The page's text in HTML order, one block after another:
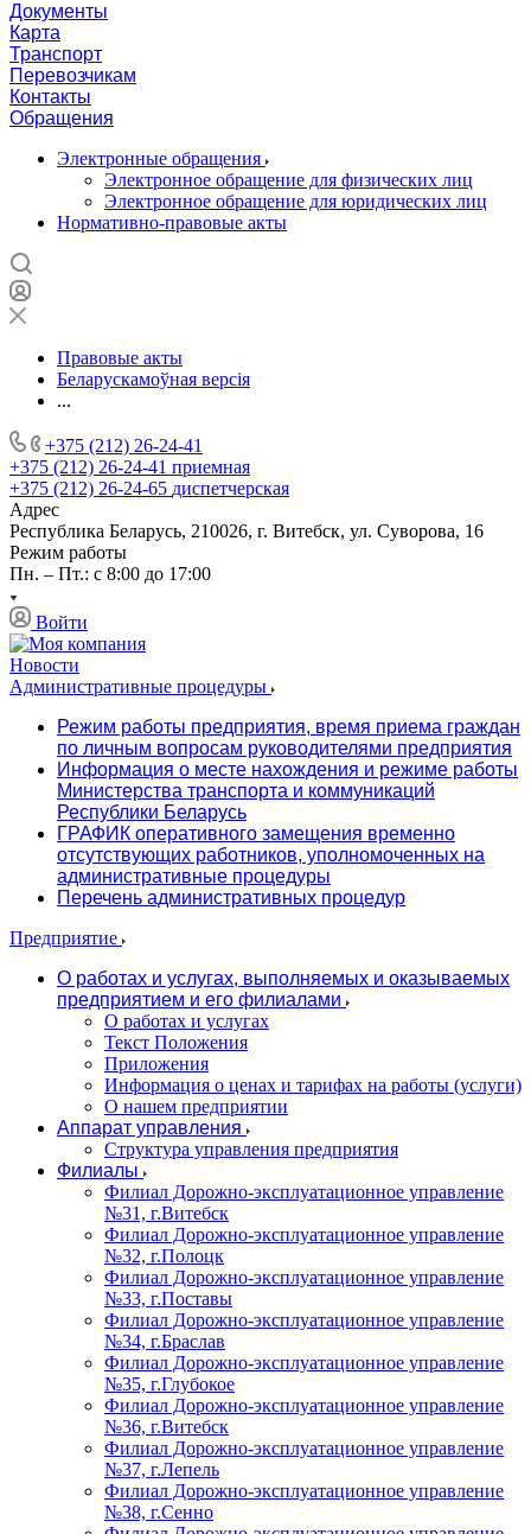
Документы
Карта
Транспорт
Перевозчикам
Контакты
Обращения
Электронные обращения
Электронное обращение для физических лиц
Электронное обращение для юридических лиц
Нормативно-правовые акты
Правовые акты
Беларускамоўная версія
...
+375 (212) 26-24-41
+375 (212) 26-24-41 приемная
+375 (212) 26-24-65 диспетчерская
Адрес
Республика Беларусь, 210026, г. Витебск, ул. Суворова, 16
Режим работы
Пн. – Пт.: с 8:00 до 17:00
Войти
Новости
Административные процедуры
Режим работы предприятия, время приема граждан
по личным вопросам руководителями предприятия
Информация о месте нахождения и режиме работы
Министерства транспорта и коммуникаций
Республики Беларусь
ГРАФИК оперативного замещения временно
отсутствующих работников, уполномоченных на
административные процедуры
Перечень административных процедур
Предприятие
О работах и услугах, выполняемых и оказываемых
предприятием и его филиалами
О работах и услугах
Текст Положения
Приложения
Информация о ценах и тарифах на работы (услуги)
О нашем предприятии
Аппарат управления
Структура управления предприятия
Филиалы
Филиал Дорожно-эксплуатационное управление
№31, г.Витебск
Филиал Дорожно-эксплуатационное управление
№32, г.Полоцк
Филиал Дорожно-эксплуатационное управление
№33, г.Поставы
Филиал Дорожно-эксплуатационное управление
№34, г.Браслав
Филиал Дорожно-эксплуатационное управление
№35, г.Глубокое
Филиал Дорожно-эксплуатационное управление
№36, г.Витебск
Филиал Дорожно-эксплуатационное управление
№37, г.Лепель
Филиал Дорожно-эксплуатационное управление
№38, г.Сенно